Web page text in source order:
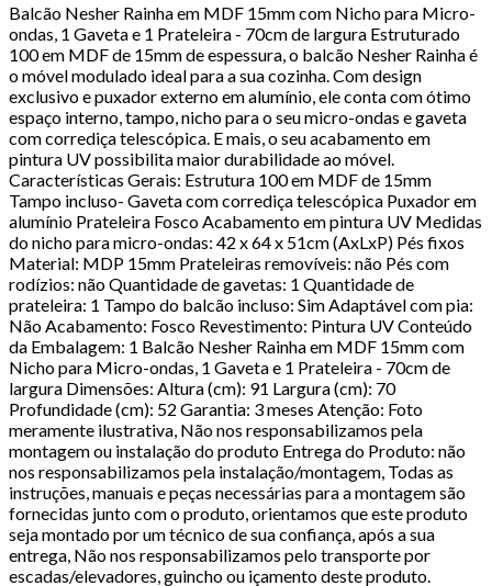
Balcão Nesher Rainha em MDF 15mm com Nicho para Micro-
ondas, 1 Gaveta e 1 Prateleira - 70cm de largura Estruturado
100 em MDF de 15mm de espessura, o balcão Nesher Rainha é
o móvel modulado ideal para a sua cozinha. Com design
exclusivo e puxador externo em alumínio, ele conta com ótimo
espaço interno, tampo, nicho para o seu micro-ondas e gaveta
com corrediça telescópica. E mais, o seu acabamento em
pintura UV possibilita maior durabilidade ao móvel.
Características Gerais: Estrutura 100 em MDF de 15mm
Tampo incluso- Gaveta com corrediça telescópica Puxador em
alumínio Prateleira Fosco Acabamento em pintura UV Medidas
do nicho para micro-ondas: 42 x 64 x 51cm (AxLxP) Pés fixos
Material: MDP 15mm Prateleiras removíveis: não Pés com
rodízios: não Quantidade de gavetas: 1 Quantidade de
prateleira: 1 Tampo do balcão incluso: Sim Adaptável com pia:
Não Acabamento: Fosco Revestimento: Pintura UV Conteúdo
da Embalagem: 1 Balcão Nesher Rainha em MDF 15mm com
Nicho para Micro-ondas, 1 Gaveta e 1 Prateleira - 70cm de
largura Dimensões: Altura (cm): 91 Largura (cm): 70
Profundidade (cm): 52 Garantia: 3 meses Atenção: Foto
meramente ilustrativa, Não nos responsabilizamos pela
montagem ou instalação do produto Entrega do Produto: não
nos responsabilizamos pela instalação/montagem, Todas as
instruções, manuais e peças necessárias para a montagem são
fornecidas junto com o produto, orientamos que este produto
seja montado por um técnico de sua confiança, após a sua
entrega, Não nos responsabilizamos pelo transporte por
escadas/elevadores, guincho ou içamento deste produto.